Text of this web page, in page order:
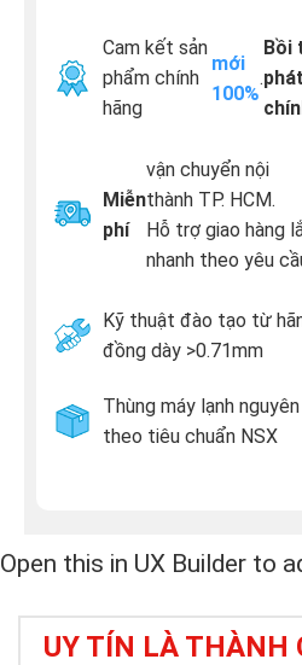
Cam kết sản
phẩm chính
hãng
mới
100%
.
Bồi
Miễn
phí
vận chuyển nội
thành TP. HCM.
Hỗ trợ giao hàng
nhanh theo yêu
Kỹ thuật đào tạo từ
đồng dày >0.71mm
Thùng máy lạnh
theo tiêu chuẩn NSX
Open this in UX Builder to
UY TÍN LÀ THÀNH